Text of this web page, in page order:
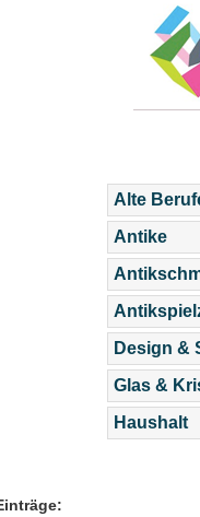
Alte
Antike
Design &
Glas &
Haushalt